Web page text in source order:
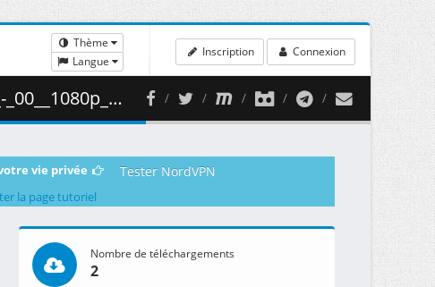
Thème
Langue
Inscription Connexion
( 454.79 MB )
vie privée Tester NordVPN
la page tutoriel
Nombre de téléchargements
2